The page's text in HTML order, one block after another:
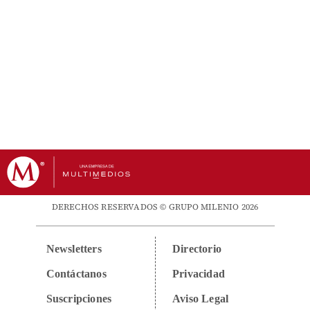
DERECHOS RESERVADOS © GRUPO MILENIO 2026
Newsletters
Contáctanos
Suscripciones
Directorio
Privacidad
Aviso Legal